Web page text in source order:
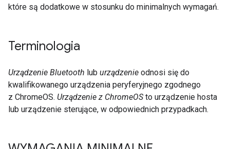
które są dodatkowe w stosunku do minimalnych wymagań.
Terminologia
Urządzenie Bluetooth lub urządzenie odnosi się do
kwalifikowanego urządzenia peryferyjnego zgodnego
z ChromeOS. Urządzenie z ChromeOSto urządzenie hosta
lub urządzenie sterujące, w odpowiednich przypadkach.